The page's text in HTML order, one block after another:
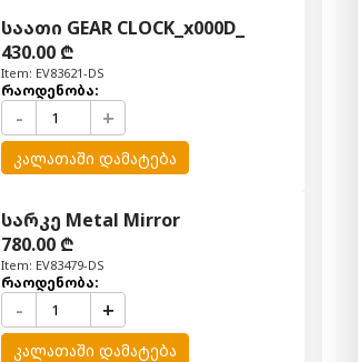
საათი GEAR CLOCK_x000D_
430.00 ₾
Item: EV83621-DS
რაოდენობა:
- +
კალათაში დამატება
სარკე Metal Mirror
780.00 ₾
Item: EV83479-DS
რაოდენობა:
- +
კალათაში დამატება